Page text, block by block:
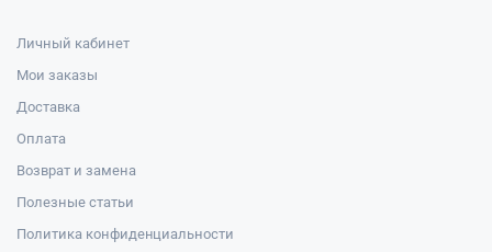
Личный кабинет
Мои заказы
Доставка
Оплата
Возврат и замена
Полезные статьи
Политика конфиденциальности